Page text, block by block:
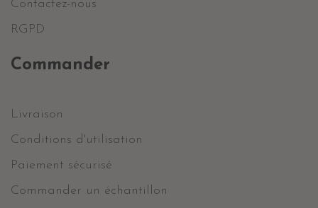
Contactez-nous
RGPD
Commander
Livraison
Conditions d'utilisation
Paiement sécurisé
Commander un échantillon